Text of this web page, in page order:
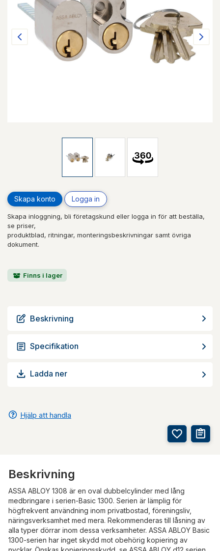
Skapa konto Logga in
Skapa inloggning, bli företagskund eller logga in för att beställa,
se priser,
produktblad, ritningar, monteringsbeskrivningar samt övriga
dokument.
Finns i lager
Beskrivning
Specifikation
Ladda ner
Hjälp att handla
Beskrivning
ASSA ABLOY 1308 är en oval dubbelcylinder med lång
medbringare i serien-Basic 1300. Serien är lämplig för
högfrekvent användning inom privatbostad, föreningsliv,
näringsverksamhet med mera. Rekommenderas till låsning av
alla typer dörrar inom dessa verksamheter. ASSA ABLOY Basic
1300-serien har inget skydd mot obehörig kopiering av